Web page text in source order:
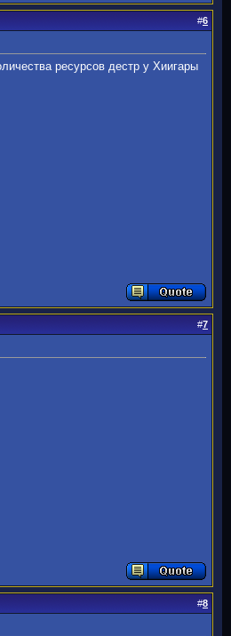
#6
ресурсов дестр у Хиигары
#7
#8